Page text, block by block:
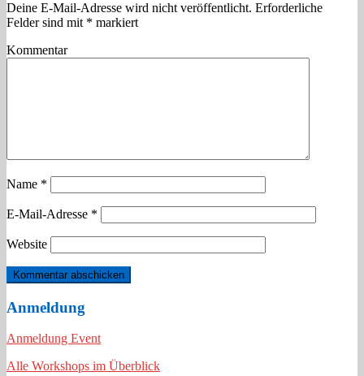
Deine E-Mail-Adresse wird nicht veröffentlicht. Erforderliche
Felder sind mit * markiert
Kommentar
Name *
E-Mail-Adresse *
Website
Anmeldung
Anmeldung Event
Alle Workshops im Überblick